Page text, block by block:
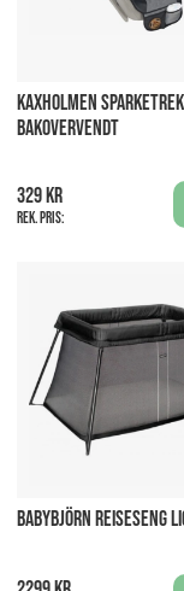
KAXHOLMEN
BAKOVERVENDT
329 kr
Rek. pris:
BABYBJÖRN REISESENG